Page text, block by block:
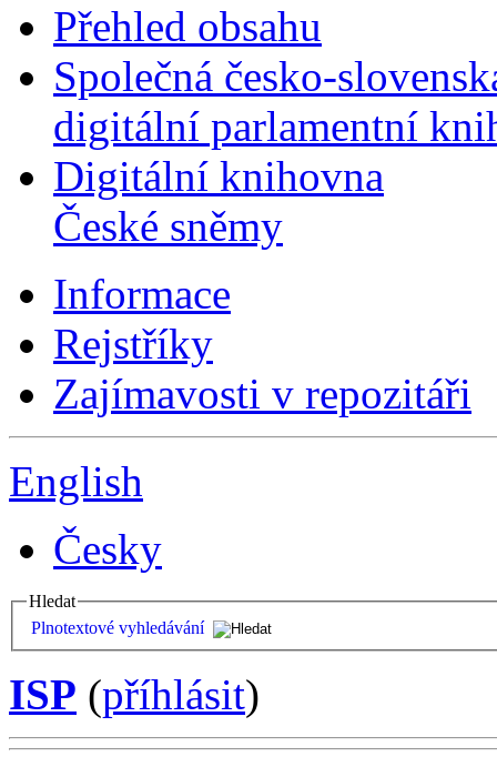
Přehled obsahu
Společná česko-
digitální parlamentní
Digitální knihovna
České sněmy
Informace
Rejstříky
Zajímavosti v repozitáři
English
Česky
Hledat
Plnotextové vyhledávání
ISP (příhlásit)